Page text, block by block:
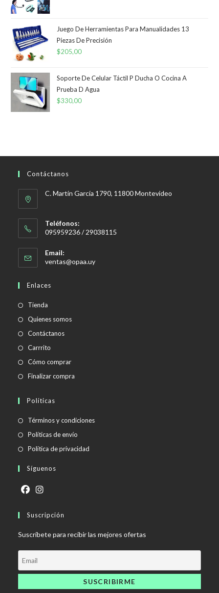
Juego De Herramientas Para Manualidades 13
Piezas De Precisión
$205,00
Soporte De Celular Táctil P Ducha O Cocina A
Prueba D Agua
$330,00
Contáctanos
C. Martín García 1790, 11800 Montevideo
Teléfonos:
095959236 / 29038115
Email:
ventas@opaa.uySe
Enlaces
Tienda
Quienes somos
Contáctanos
Carrrito
Cómo comprar
Finalizar compra
Políticas
Términos y condicionesSe
Políticas de envío
abre
Política de privacidad
Síguenos
abre
una
nueva
pestaña
abre
una
nueva
pestaña
Suscripción
Suscríbete para recibir las mejores ofertas